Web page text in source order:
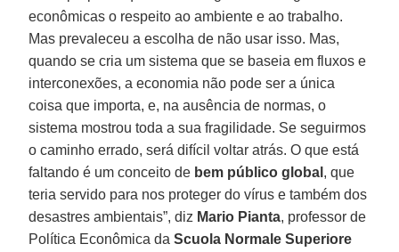
econômicas o respeito ao ambiente e ao trabalho.
Mas prevaleceu a escolha de não usar isso. Mas,
quando se cria um sistema que se baseia em fluxos e
interconexões, a economia não pode ser a única
coisa que importa, e, na ausência de normas, o
sistema mostrou toda a sua fragilidade. Se seguirmos
o caminho errado, será difícil voltar atrás. O que está
faltando é um conceito de bem público global , que
teria servido para nos proteger do vírus e também dos
desastres ambientais”, diz Mario Pianta, professor de
Política Econômica daScuola Normale Superiore